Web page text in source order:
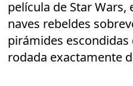
película de Star
naves rebeldes
pirámides escondidas
rodada exactamente